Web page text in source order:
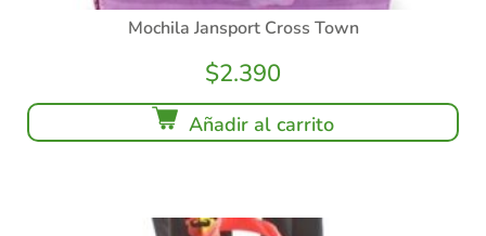
Mochila Jansport Cross Town
$2.390
Añadir al carrito